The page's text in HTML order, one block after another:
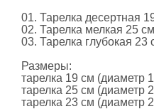
01. Тарелка десертная
02. Тарелка мелкая 25
03. Тарелка глубокая 23
Размеры:
тарелка 19 см (диаметр
тарелка 25 см (диаметр
тарелка 23 см (диаметр